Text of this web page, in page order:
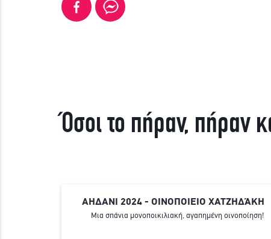
Όσοι το πήραν, πήραν
ΑΗΔΑΝΙ 2024 - ΟΙΝΟΠΟΙΕΙΟ ΧΑΤΖΗΔΆΚΗ
Μια σπάνια μονοποικιλιακή, αγαπημένη οινοποίηση!